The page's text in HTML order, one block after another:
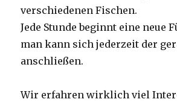
verschiedenen Fischen.
Jede Stunde beginnt eine neue
man kann sich jederzeit der
anschließen.
Wir erfahren wirklich viel